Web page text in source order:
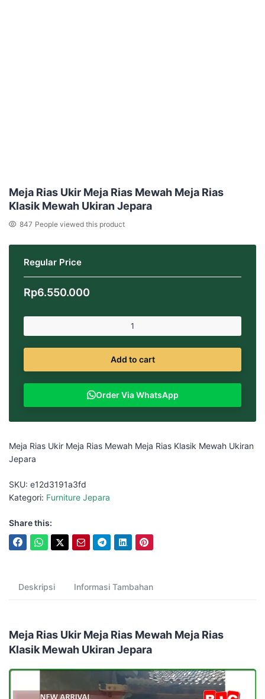
Meja Rias Ukir Meja Rias Mewah Meja Rias
Klasik Mewah Ukiran Jepara
847 People viewed this product
Regular Price
Rp6.550.000
Add to cart
Order Via WhatsApp
Meja Rias Ukir Meja Rias Mewah Meja Rias Klasik Mewah Ukiran
Jepara
SKU: e12d3191a3fd
Kategori: Furniture Jepara
Share this:
Deskripsi Informasi Tambahan
Meja Rias Ukir Meja Rias Mewah Meja Rias
Klasik Mewah Ukiran Jepara